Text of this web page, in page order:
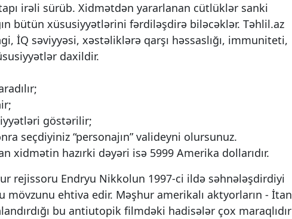
irəli sürüb. Xidmətdən yararlanan cütlüklər sanki
bütün xüsusiyyətlərini fərdiləşdirə biləcəklər. Təhlil.az
İQ səviyyəsi, xəstəliklərə qarşı həssaslığı, immuniteti,
daxildir.
göstərilir;
seçdiyiniz “personajın” valideyni olursunuz.
xidmətin hazırki dəyəri isə 5999 Amerika dollarıdır.
rejissoru Endryu Nikkolun 1997-ci ildə səhnələşdirdiyi
mövzunu ehtiva edir. Məşhur amerikalı aktyorların - İtan
bu antiutopik filmdəki hadisələr çox maraqlıdır